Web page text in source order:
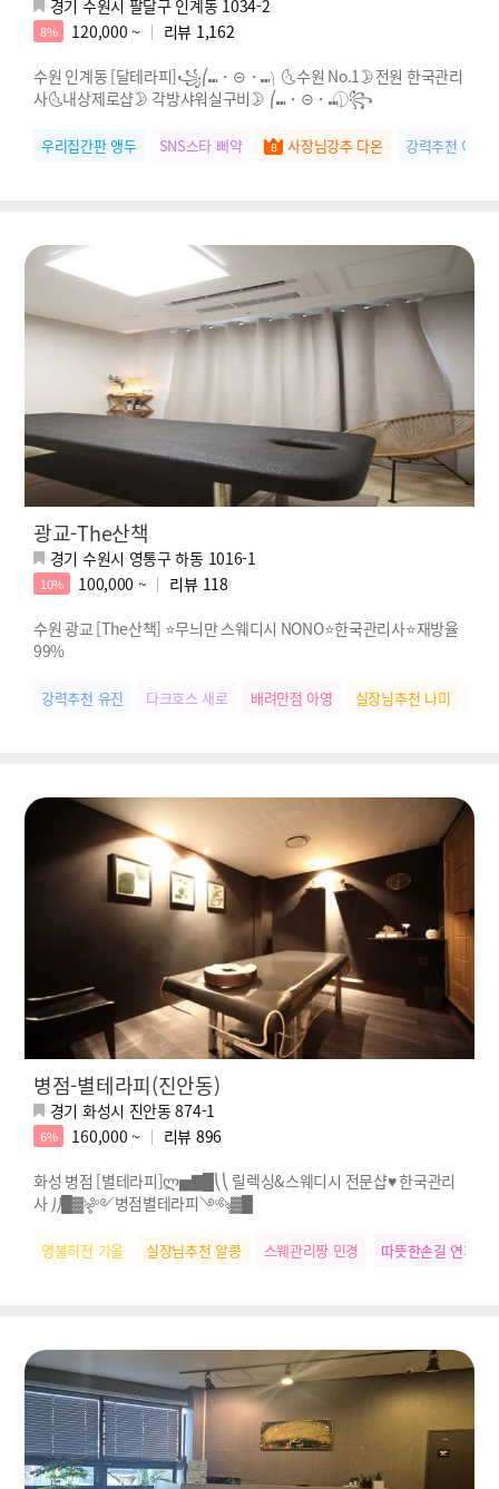
경기 수원시 팔달구 인계동 1034-2
8% 120,000 ~ 리뷰 1,162
수원 인계동 [달테라피]꧁⎛⑉・⊝・⑉⎞ 🌜수원 No.1🌛전원 한국관리
사🌜내상제로샵🌛 각방샤워실구비🌛 ⎛⑉・⊝・⑉⎞ ⃝꧂
우리집간판 앵두 SNS스타 삐약 사장님강추 다온 강력추천 이현
광교-The산책
경기 수원시 영통구 하동 1016-1
10% 100,000 ~ 리뷰 118
수원 광교 [The산책] ⭐무늬만 스웨디시 NONO⭐한국관리사⭐재방율
99%
강력추천 유진 다크호스 새로 배려만점 아영 실장님추천 나미
병점-별테라피(진안동)
경기 화성시 진안동 874-1
6% 160,000 ~ 리뷰 896
화성 병점 [별테라피]ლ▅▇█⎝⎝ 릴렉싱&스웨디시 전문샵♥ 한국관리
사 ⎠⎠█▓ৡ༻병점별테라피༺ৡ▓█
명불허전 가을 실장님추천 알콩 스웨관리짱 민경 따뜻한손길 연희